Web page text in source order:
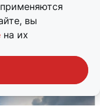
вы
на их